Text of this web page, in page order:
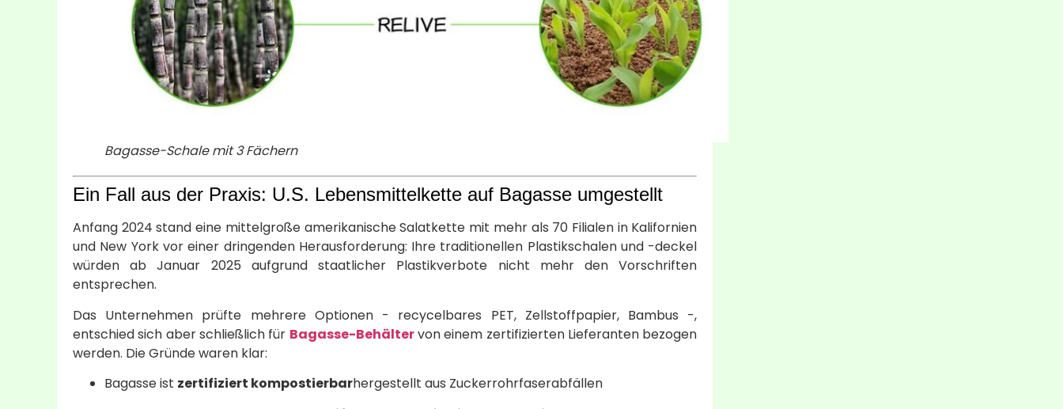
Bagasse-Schale mit 3 Fächern
Ein Fall aus der Praxis: U.S. Lebensmittelkette auf Bagasse umgestellt
Anfang 2024 stand eine mittelgroße amerikanische Salatkette mit mehr als 70 Filialen in Kalifornien
und New York vor einer dringenden Herausforderung: Ihre traditionellen Plastikschalen und -deckel
würden ab Januar 2025 aufgrund staatlicher Plastikverbote nicht mehr den Vorschriften
entsprechen.
Das Unternehmen prüfte mehrere Optionen - recycelbares PET, Zellstoffpapier, Bambus -,
entschied sich aber schließlich für Bagasse-Behältervon einem zertifizierten Lieferanten bezogen
werden. Die Gründe waren klar:
Bagasse ist zertifiziert kompostierbarhergestellt aus Zuckerrohrfaserabfällen